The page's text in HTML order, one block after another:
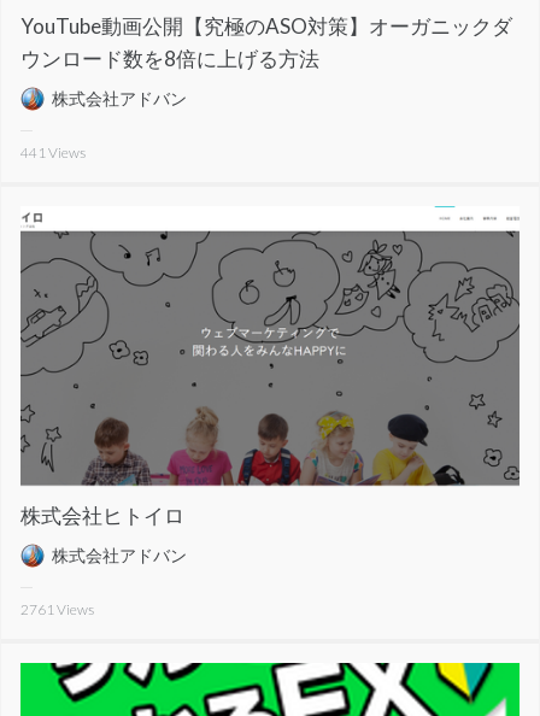
YouTube動画公開【究極のASO対策】オーガニックダ
ウンロード数を8倍に上げる方法
株式会社アドバン
441Views
株式会社ヒトイロ
株式会社アドバン
2761Views